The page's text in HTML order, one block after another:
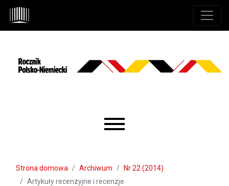
Przejdź do głównego menu
Przejdź do sekcji głównej
Przejdź do stopki
Strona domowa Archiwum
Nr 22 (2014)
Artykuły recenzyjne i recenzje